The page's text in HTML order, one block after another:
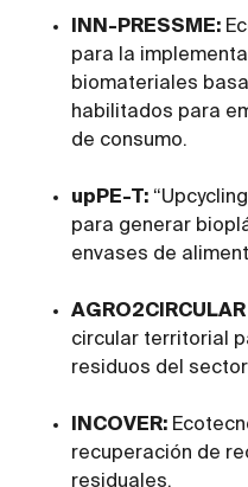
INN-PRESSME:
para la
biomateriales
habilitados para
de consumo.
upPE-T:
para generar
envases de
circular territorial
residuos del
INCOVER:
recuperación de
residuales.